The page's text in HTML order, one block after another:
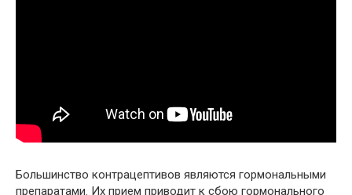
Большинство контрацептивов являются гормональными
препаратами. Их прием приводит к сбою гормонального